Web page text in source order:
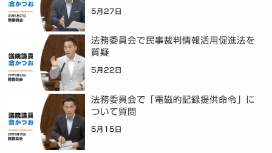
5月27日
法務委員会で民事裁判情報活用促進法を
質疑
5月22日
法務委員会で「電磁的記録提供命令」に
ついて質問
5月15日